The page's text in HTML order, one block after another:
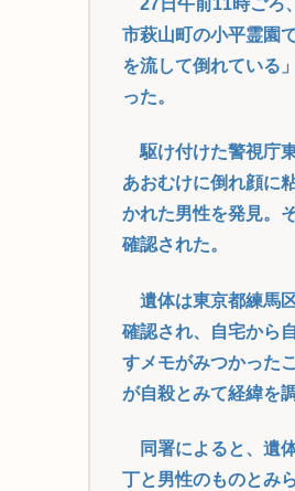
27日午前11時ごろ
市萩山町の小平霊園
を流して倒れている
った。
駆け付けた警視庁東
あおむけに倒れ顔に
かれた男性を発見。
確認された。
遺体は東京都練馬
確認され、自宅から
すメモがみつかった
が自殺とみて経緯を
同署によると、遺
丁と男性のものとみ